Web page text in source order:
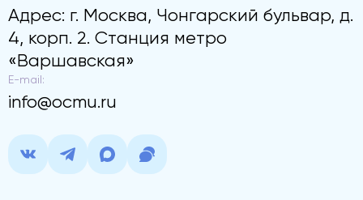
Адрес: г. Москва, Чонгарский бульвар, д.
4, корп. 2. Станция метро
«Варшавская»
E-mail:
info@ocmu.ru